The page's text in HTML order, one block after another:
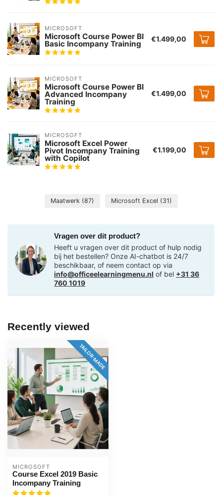
MICROSOFT
Microsoft Course Power BI
Basic Incompany Training €1.499,00
MICROSOFT
Microsoft Course Power BI
Advanced Incompany
Training
€1.499,00
MICROSOFT
Microsoft Excel Power
Pivot Incompany Training
with Copilot
€1.199,00
Maatwerk (87) Microsoft Excel (31)
Vragen over dit product?
Heeft u vragen over dit product of hulp nodig
bij het bestellen? Onze AI-chatbot is 24/7
beschikbaar, of neem contact op via
info@officeelearningmenu.nl of bel +31 36
760 1019
Recently viewed
TAILOR-MADE
MICROSOFT
Course Excel 2019 Basic
Incompany Training